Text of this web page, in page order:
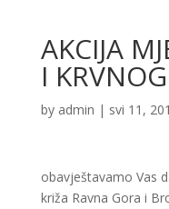
AKCIJA
I
by admin | svi 11,
obavještavamo Vas
križa Ravna Gora i